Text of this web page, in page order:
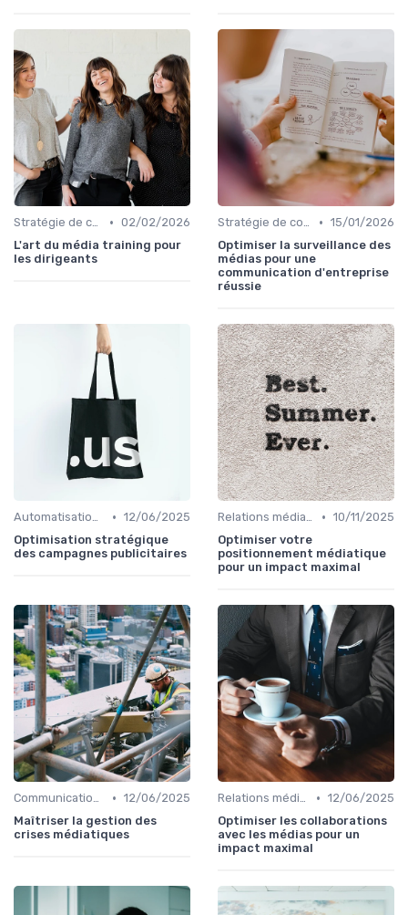
Stratégie de communication d’entreprise • 02/02/2026
L'art du média training pour
les dirigeants
Stratégie de communication d’entreprise • 15/01/2026
Optimiser la surveillance des
médias pour une
communication d'entreprise
réussie
Automatisation & performance des campagnes • 12/06/2025
Optimisation stratégique
des campagnes publicitaires
Relations médias & presse • 10/11/2025
Optimiser votre
positionnement médiatique
pour un impact maximal
Communication de crise • 12/06/2025
Maîtriser la gestion des
crises médiatiques
Relations médias & presse • 12/06/2025
Optimiser les collaborations
avec les médias pour un
impact maximal